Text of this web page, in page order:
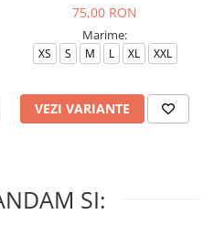
75,00 RON
Marime:
XS S M L XL XXL
VEZI VARIANTE
SI: